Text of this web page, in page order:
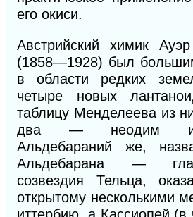
его окиси.
Австрийский химик
(1858—1928) был
в области редких
четыре новых
таблицу Менделеева из
два — неодим и
Альдебараний же,
Альдебарана —
созвездия Тельца,
открытому несколькими